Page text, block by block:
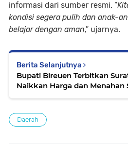
informasi dari sumber resmi. “
kondisi segera pulih dan anak-
belajar dengan aman,” ujarnya.
Berita Selanjutnya
Bupati Bireuen Terbitkan
Naikkan Harga dan Menahan
Daerah